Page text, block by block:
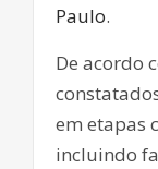
Paulo.
De acordo
em etapas
incluindo